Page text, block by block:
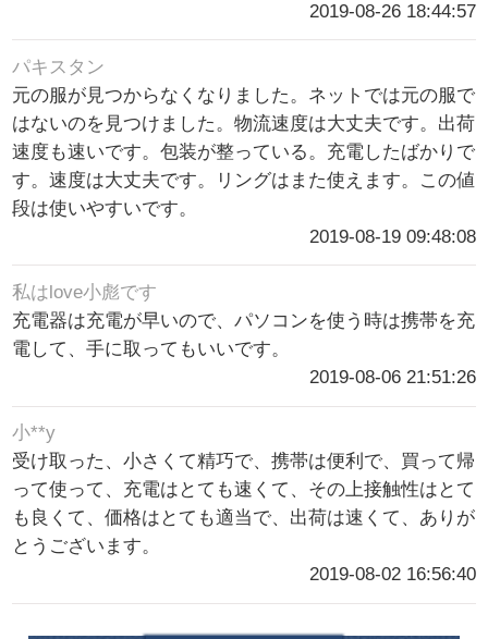
2019-08-26 18:44:57
パキスタン
元の服が見つからなくなりました。ネットでは元の服で
はないのを見つけました。物流速度は大丈夫です。出荷
速度も速いです。包装が整っている。充電したばかりで
す。速度は大丈夫です。リングはまた使えます。この値
段は使いやすいです。
2019-08-19 09:48:08
私はlove小彪です
充電器は充電が早いので、パソコンを使う時は携帯を充
電して、手に取ってもいいです。
2019-08-06 21:51:26
小**y
受け取った、小さくて精巧で、携帯は便利で、買って帰
って使って、充電はとても速くて、その上接触性はとて
も良くて、価格はとても適当で、出荷は速くて、ありが
とうございます。
2019-08-02 16:56:40